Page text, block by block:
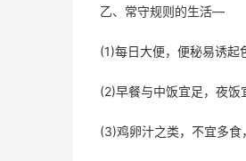
乙、常守规则的生活—
(1)每日大便，便秘易诱起
(2)早餐与中饭宜足，夜饭
(3)鸡卵汁之类，不宜多食